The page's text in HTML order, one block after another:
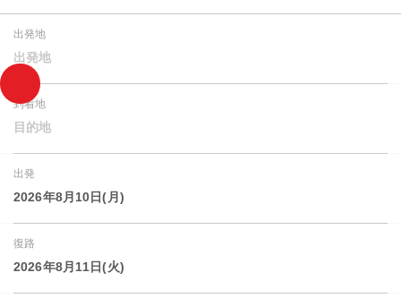
出発地
出発地
到着地
目的地
出発
2026年8月10日(月)
復路
2026年8月11日(火)